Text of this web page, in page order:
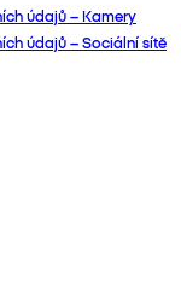
údajů – Kamery
údajů – Sociální sítě